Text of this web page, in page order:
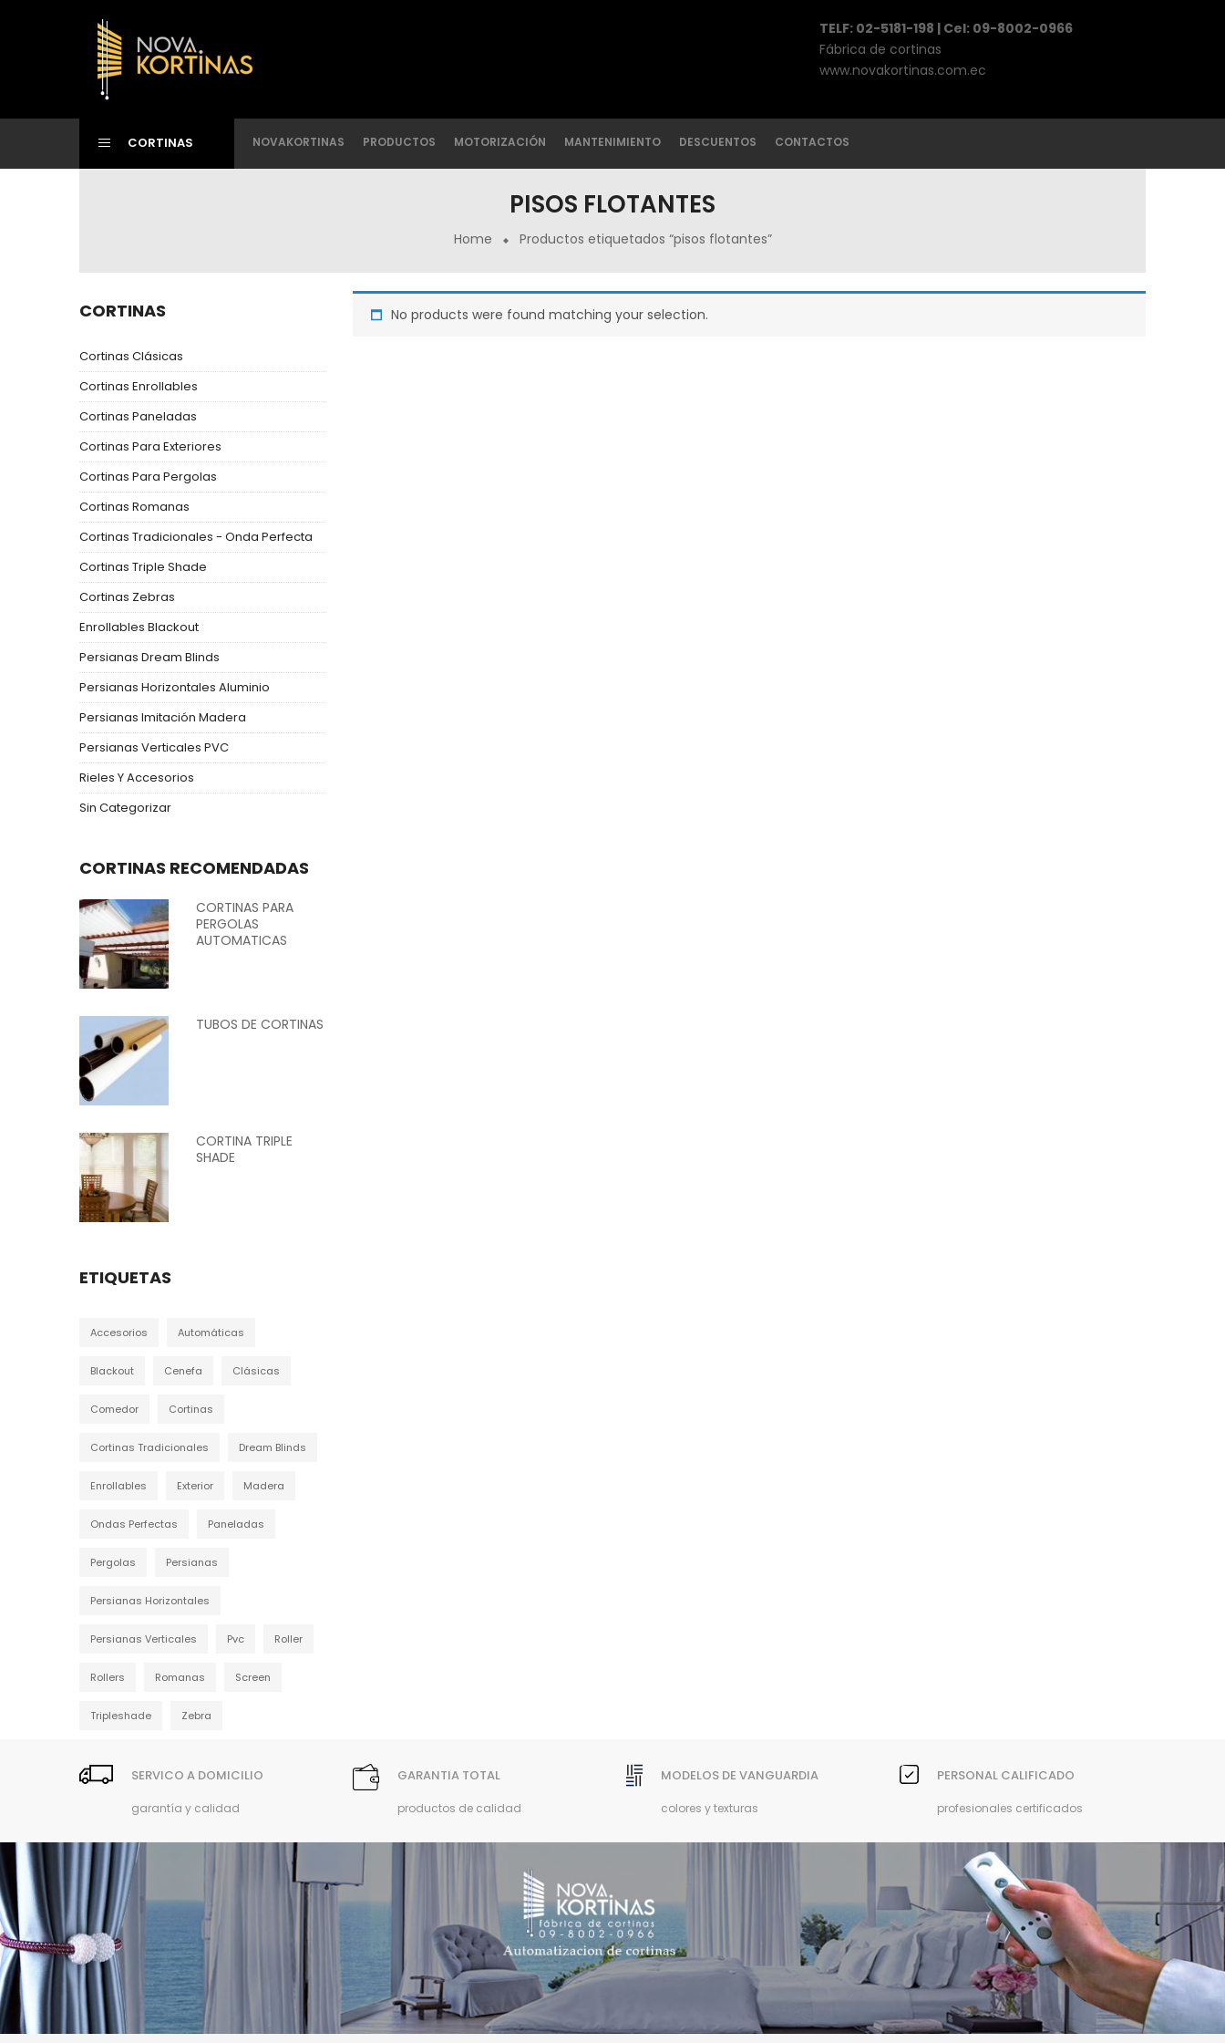
TELF: 02-5181-198 | Cel: 09-8002-0966
Fábrica de cortinas
www.novakortinas.com.ec
CORTINAS NOVAKORTINAS PRODUCTOS MOTORIZACIÓN MANTENIMIENTO DESCUENTOS CONTACTOS
PISOS FLOTANTES
Home Productos etiquetados “pisos flotantes”
CORTINAS
Cortinas Clásicas
Cortinas Enrollables
Cortinas Paneladas
Cortinas Para Exteriores
Cortinas Para Pergolas
Cortinas Romanas
Cortinas Tradicionales - Onda Perfecta
Cortinas Triple Shade
Cortinas Zebras
Enrollables Blackout
Persianas Dream Blinds
Persianas Horizontales Aluminio
Persianas Imitación Madera
Persianas Verticales PVC
Rieles Y Accesorios
Sin Categorizar
CORTINAS RECOMENDADAS
CORTINAS PARA
PERGOLAS
AUTOMATICAS
TUBOS DE CORTINAS
CORTINA TRIPLE
SHADE
ETIQUETAS
Accesorios Automáticas
Blackout Cenefa Clásicas
Comedor Cortinas
Cortinas Tradicionales Dream Blinds
Enrollables Exterior Madera
Ondas Perfectas Paneladas
Pergolas Persianas
Persianas Horizontales
Persianas Verticales Pvc Roller
Rollers Romanas Screen
Tripleshade Zebra
No products were found matching your selection.
SERVICO A DOMICILIO
garantía y calidad
GARANTIA TOTAL
productos de calidad
MODELOS DE VANGUARDIA
colores y texturas
PERSONAL CALIFICADO
profesionales certificados